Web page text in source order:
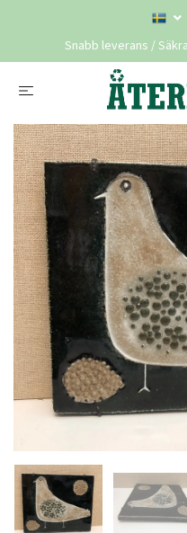
Snabb leverans /